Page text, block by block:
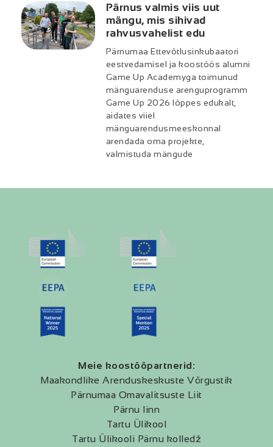
Pärnus valmis viis uut
mängu, mis sihivad
rahvusvahelist edu
Pärnumaa Ettevõtlusinkubaatori
eestvedamisel ja koostöös alumni
Game Up Academyga toimunud
mänguarenduse arenguprogramm
Game Up 2026 lõppes edukalt,
aidates viiel
mänguarendusmeeskonnal
arendada oma projekte,
valmistuda mängude
Meie koostööpartnerid:
Maakondlike Arenduskeskuste Võrgustik
Pärnumaa Omavalitsuste Liit
Pärnu linn
Tartu Ülikool
Tartu Ülikooli Pärnu kolledž